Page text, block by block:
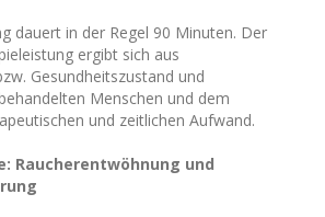
dauert in der Regel 90 Minuten. Der
ergibt sich aus
Gesundheitszustand und
Menschen und dem
und zeitlichen Aufwand.
Raucherentwöhnung und